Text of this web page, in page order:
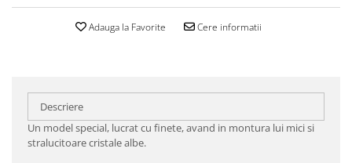
Adauga la Favorite Cere informatii
Descriere
Un model special, lucrat cu finete, avand in montura lui mici si
stralucitoare cristale albe.